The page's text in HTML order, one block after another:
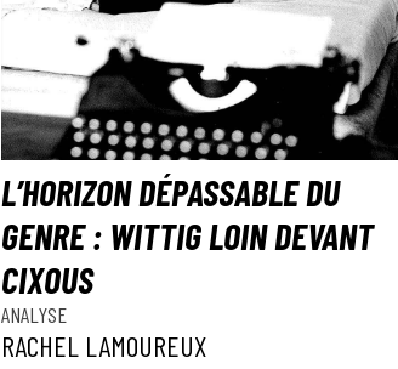
L’HORIZON DÉPASSABLE DU
GENRE : WITTIG LOIN DEVANT
CIXOUS
ANALYSE
RACHEL LAMOUREUX